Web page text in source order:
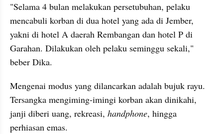
"Selama 4 bulan melakukan persetubuhan, pelaku
mencabuli korban di dua hotel yang ada di Jember,
yakni di hotel A daerah Rembangan dan hotel P di
Garahan. Dilakukan oleh pelaku seminggu sekali,"
beber Dika.
Mengenai modus yang dilancarkan adalah bujuk rayu.
Tersangka mengiming-imingi korban akan dinikahi,
janji diberi uang, rekreasi, handphone, hingga
perhiasan emas.